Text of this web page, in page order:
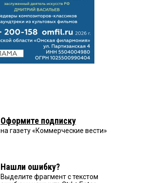
Оформите подписку
на газету «Коммерческие вести»
Нашли ошибку?
Выделите фрагмент с текстом